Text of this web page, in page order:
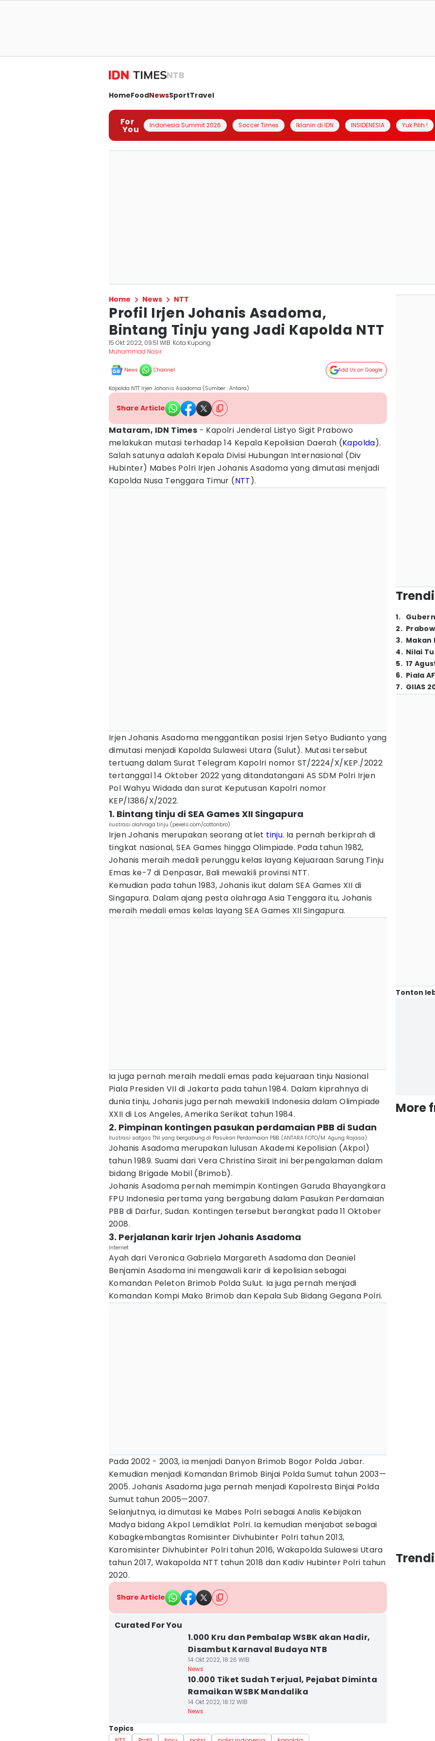
NTB
HomeFoodNewsSportTravel
For
You Indonesia Summit 2026 Soccer Times Iklanin di IDN INSIDENESIA Yuk Pilih !
Home News NTT
Profil Irjen Johanis Asadoma,
Bintang Tinju yang Jadi Kapolda NTT
15 Okt 2022, 09:51 WIB Kota Kupang
Muhammad Nasir
News Channel Add Us on Google
Kapolda NTT Irjen Johanis Asadoma (Sumber : Antara)
Share Article
Mataram, IDN Times - Kapolri Jenderal Listyo Sigit Prabowo
melakukan mutasi terhadap 14 Kepala Kepolisian Daerah (Kapolda).
Salah satunya adalah Kepala Divisi Hubungan Internasional (Div
Hubinter) Mabes Polri Irjen Johanis Asadoma yang dimutasi menjadi
Kapolda Nusa Tenggara Timur (NTT).
Irjen Johanis Asadoma menggantikan posisi Irjen Setyo Budianto yang
dimutasi menjadi Kapolda Sulawesi Utara (Sulut). Mutasi tersebut
tertuang dalam Surat Telegram Kapolri nomor ST/2224/X/KEP./2022
tertanggal 14 Oktober 2022 yang ditandatangani AS SDM Polri Irjen
Pol Wahyu Widada dan surat Keputusan Kapolri nomor
KEP/1386/X/2022.
1. Bintang tinju di SEA Games XII Singapura
ilustrasi olahraga tinju (pexels.com/cottonbro)
Irjen Johanis merupakan seorang atlet tinju. Ia pernah berkiprah di
tingkat nasional, SEA Games hingga Olimpiade. Pada tahun 1982,
Johanis meraih medali perunggu kelas layang Kejuaraan Sarung Tinju
Emas ke-7 di Denpasar, Bali mewakili provinsi NTT.
Kemudian pada tahun 1983, Johanis ikut dalam SEA Games XII di
Singapura. Dalam ajang pesta olahraga Asia Tenggara itu, Johanis
meraih medali emas kelas layang SEA Games XII Singapura.
Ia juga pernah meraih medali emas pada kejuaraan tinju Nasional
Piala Presiden VII di Jakarta pada tahun 1984. Dalam kiprahnya di
dunia tinju, Johanis juga pernah mewakili Indonesia dalam Olimpiade
XXII di Los Angeles, Amerika Serikat tahun 1984.
2. Pimpinan kontingen pasukan perdamaian PBB di Sudan
Ilustrasi satgas TNI yang bergabung di Pasukan Perdamaian PBB. (ANTARA FOTO/M. Agung Rajasa)
Johanis Asadoma merupakan lulusan Akademi Kepolisian (Akpol)
tahun 1989. Suami dari Vera Christina Sirait ini berpengalaman dalam
bidang Brigade Mobil (Brimob).
Johanis Asadoma pernah memimpin Kontingen Garuda Bhayangkara
FPU Indonesia pertama yang bergabung dalam Pasukan Perdamaian
PBB di Darfur, Sudan. Kontingen tersebut berangkat pada 11 Oktober
2008.
3. Perjalanan karir Irjen Johanis Asadoma
Internet
Ayah dari Veronica Gabriela Margareth Asadoma dan Deaniel
Benjamin Asadoma ini mengawali karir di kepolisian sebagai
Komandan Peleton Brimob Polda Sulut. Ia juga pernah menjadi
Komandan Kompi Mako Brimob dan Kepala Sub Bidang Gegana Polri.
Pada 2002 - 2003, ia menjadi Danyon Brimob Bogor Polda Jabar.
Kemudian menjadi Komandan Brimob Binjai Polda Sumut tahun 2003—
2005. Johanis Asadoma juga pernah menjadi Kapolresta Binjai Polda
Sumut tahun 2005—2007.
Selanjutnya, ia dimutasi ke Mabes Polri sebagai Analis Kebijakan
Madya bidang Akpol Lemdiklat Polri. Ia kemudian menjabat sebagai
Kabagkembangtas Romisinter Divhubinter Polri tahun 2013,
Karomisinter Divhubinter Polri tahun 2016, Wakapolda Sulawesi Utara
tahun 2017, Wakapolda NTT tahun 2018 dan Kadiv Hubinter Polri tahun
2020.
Share Article
Curated For You
1.000 Kru dan Pembalap WSBK akan Hadir,
Disambut Karnaval Budaya NTB
14 Okt 2022, 18:26 WIB
News
10.000 Tiket Sudah Terjual, Pejabat Diminta
Ramaikan WSBK Mandalika
14 Okt 2022, 18:12 WIB
News
Topics
1.
2.
3. Makan
4. Nilai
5. 17
6. Piala
7. GIIAS
Tonton
More